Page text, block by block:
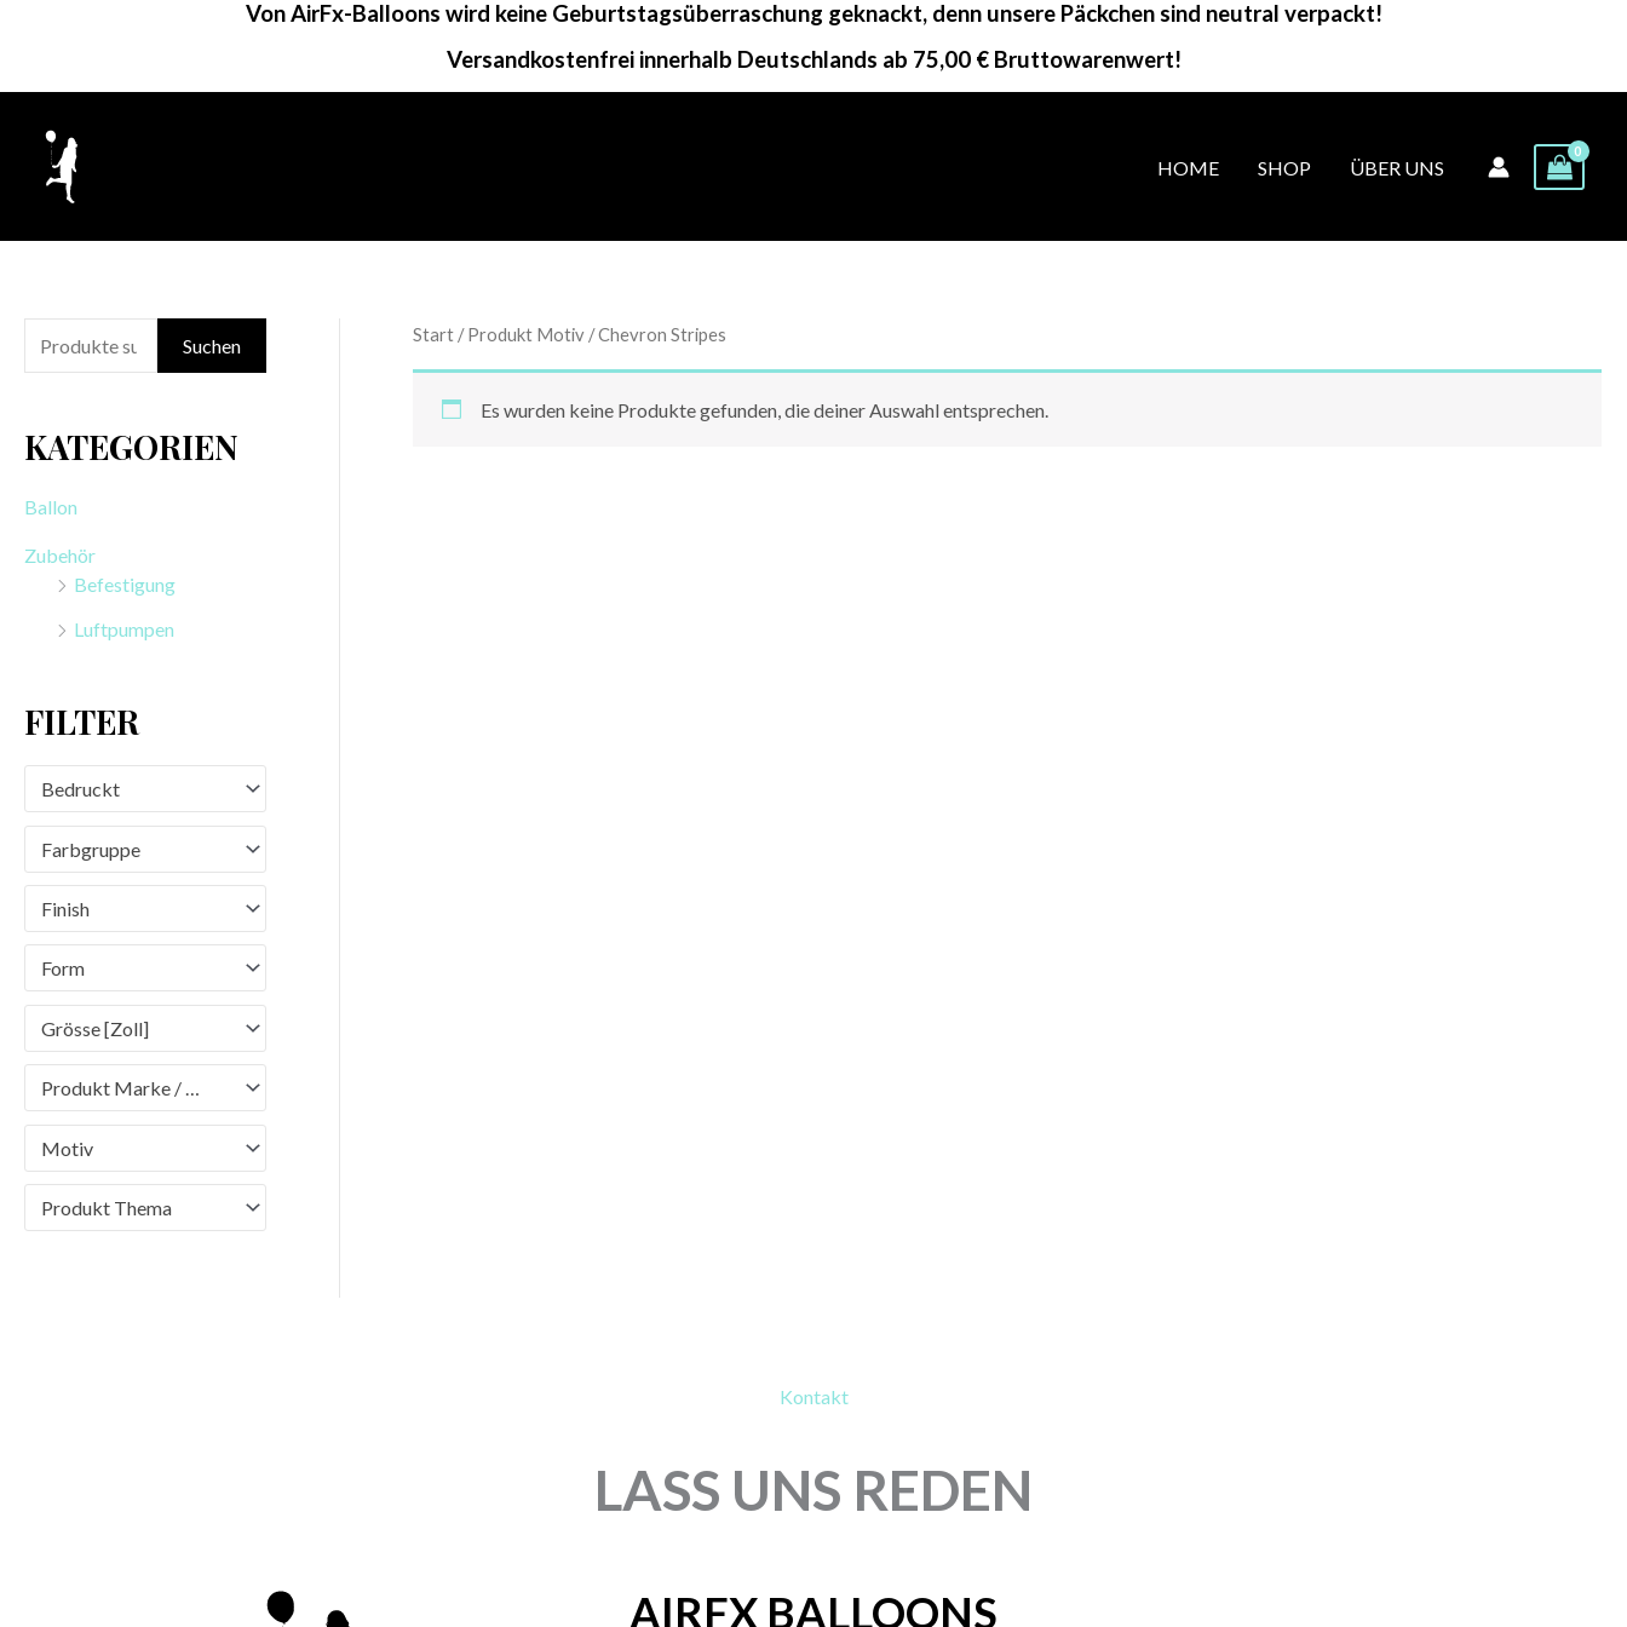
springen
Von AirFx-Balloons wird keine Geburtstagsüberraschung geknackt, denn unsere Päckchen sind neutral verpackt!
Versandkostenfrei innerhalb Deutschlands ab 75,00 € Bruttowarenwert!
HOME SHOP ÜBER UNS
u
h
n
Suchen
KATEGORIEN
Ballon
Zubehör
Befestigung
Luftpumpen
FILTER
Bedruckt
Farbgruppe
Finish
Form
Grösse [Zoll]
Produkt Marke / Brand
Motiv
Produkt Thema
Start/ Produkt Motiv / Chevron Stripes
Es wurden keine Produkte gefunden, die deiner Auswahl entsprechen.
Kontakt
LASS UNS REDEN
AIRFX BALLOONS